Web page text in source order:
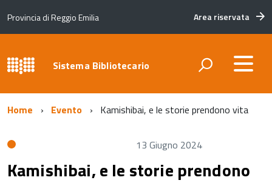
Provincia di Reggio Emilia Area riservata
Sistema Bibliotecario
Home Evento Kamishibai, e le storie prendono vita
13 Giugno 2024
Kamishibai, e le storie prendono